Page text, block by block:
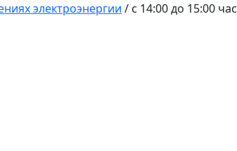
электроэнергии / с 14:00 до 15:00